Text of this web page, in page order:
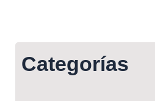
Categorías